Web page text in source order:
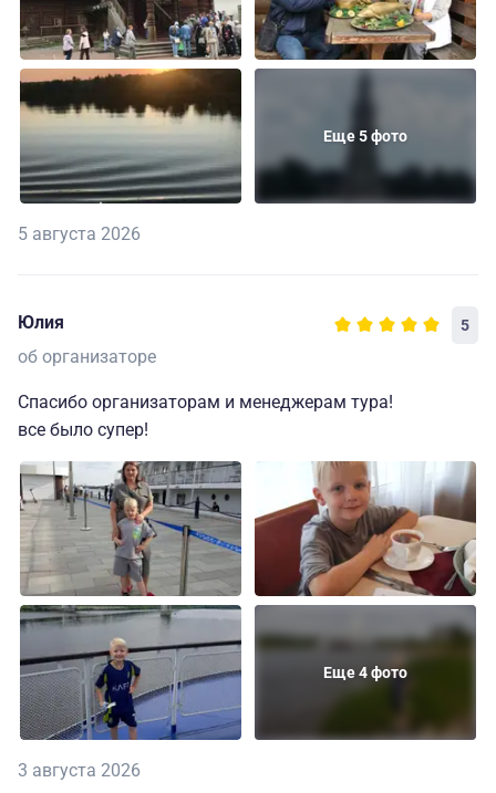
Еще 5 фото
5 августа 2026
Юлия 5
об организаторе
Спасибо организаторам и менеджерам тура!
все было супер!
Еще 4 фото
3 августа 2026